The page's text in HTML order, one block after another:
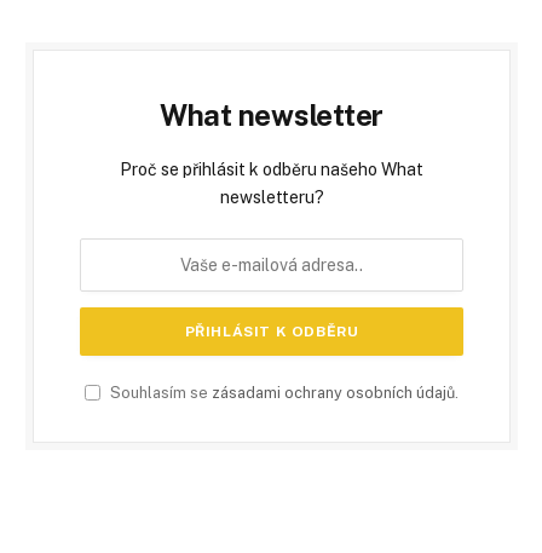
What newsletter
Proč se přihlásit k odběru našeho What
newsletteru?
Souhlasím se zásadami ochrany osobních údajů.